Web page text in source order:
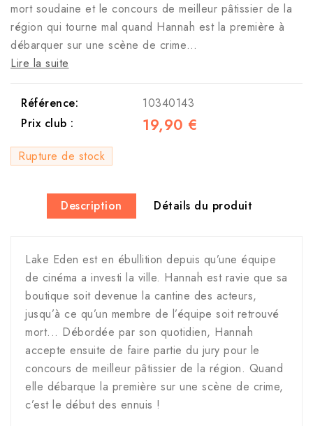
mort soudaine et le concours de meilleur pâtissier de la
région qui tourne mal quand Hannah est la première à
débarquer sur une scène de crime…
Lire la suite
Référence:
10340143
Prix club :
19,90 €
Rupture de stock
Description Détails du produit
Lake Eden est en ébullition depuis qu’une équipe
de cinéma a investi la ville. Hannah est ravie que sa
boutique soit devenue la cantine des acteurs,
jusqu’à ce qu’un membre de l’équipe soit retrouvé
mort... Débordée par son quotidien, Hannah
accepte ensuite de faire partie du jury pour le
concours de meilleur pâtissier de la région. Quand
elle débarque la première sur une scène de crime,
c’est le début des ennuis !